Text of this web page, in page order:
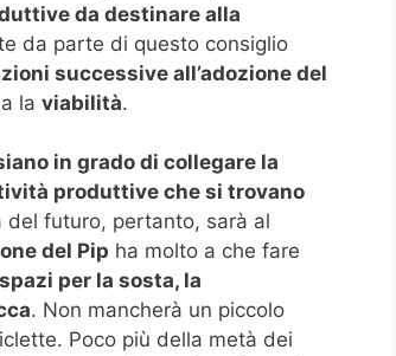
da destinare alla
da parte di questo consiglio
successive all’adozione del
la viabilità.
in grado di collegare la
produttive che si trovano
del futuro, pertanto, sarà al
del Pip ha molto a che fare
per la sosta, la
. Non mancherà un piccolo
Poco più della metà dei